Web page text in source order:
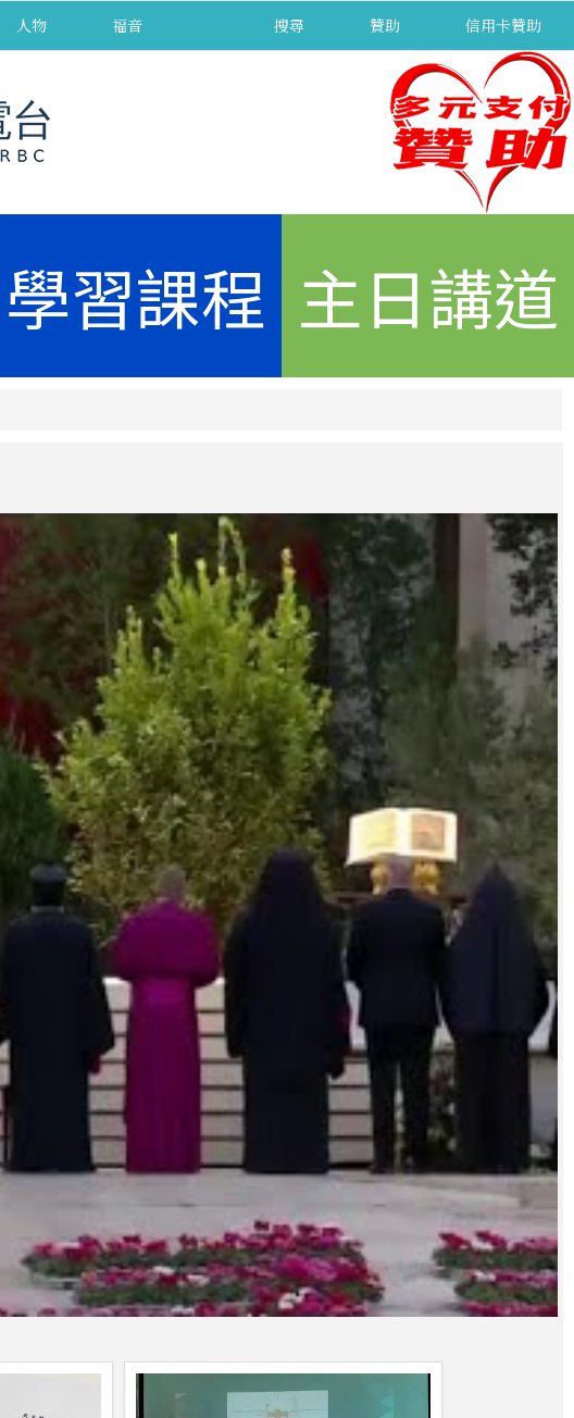
人物 福音 搜尋 贊助 信用卡贊助
學習課程 主日講道